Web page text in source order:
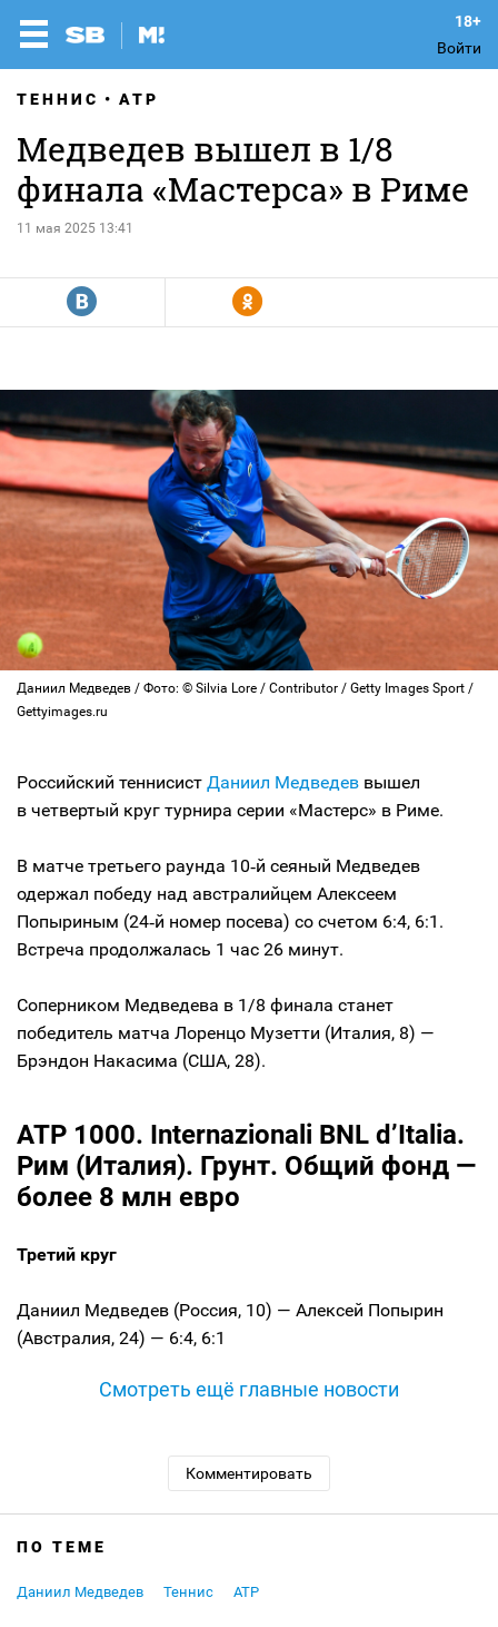
Войти
ТЕННИС ATP
Медведев вышел в 1/8
финала «Мастерса» в Риме
11 мая 2025 13:41
R Y
Даниил Медведев / Фото: © Silvia Lore / Contributor / Getty Images Sport /
Gettyimages.ru
Российский теннисист Даниил Медведев вышел
в четвертый круг турнира серии «Мастерс» в Риме.
В матче третьего раунда 10‑й сеяный Медведев
одержал победу над австралийцем Алексеем
Попыриным (24‑й номер посева) со счетом 6:4, 6:1.
Встреча продолжалась 1 час 26 минут.
Соперником Медведева в 1/8 финала станет
победитель матча Лоренцо Музетти (Италия, 8) —
Брэндон Накасима (США, 28).
ATP 1000. Internazionali BNL d’Italia.
Рим (Италия). Грунт. Общий фонд —
более 8 млн евро
Третий круг
Даниил Медведев (Россия, 10) — Алексей Попырин
(Австралия, 24) — 6:4, 6:1
Смотреть ещё главные новости
Комментировать
ПО ТЕМЕ
Даниил Медведев Теннис ATP